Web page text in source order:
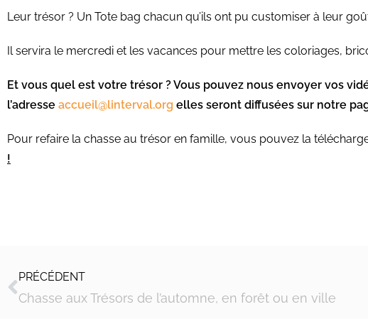
Leur trésor ? Un Tote bag chacun qu’ils ont pu customiser à leur
Il servira le mercredi et les vacances pour mettre les coloriages,
Et vous quel est votre trésor ? Vous pouvez nous envoyer vos
l’adresse accueil@linterval.org elles seront diffusées sur notre
Pour refaire la chasse au trésor en famille, vous pouvez la
!
PRÉCÉDENT
Chasse aux Trésors de l’automne, en forêt ou en ville